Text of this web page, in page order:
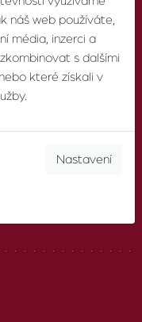
náš web používáte,
média, inzerci a
s dalšími
které získali v
Nastavení